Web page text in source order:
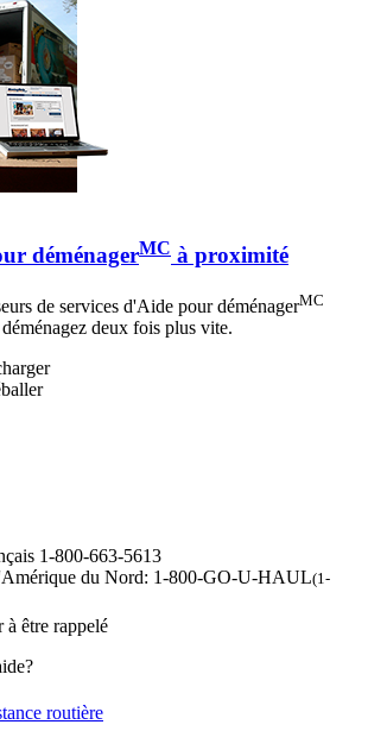
déménagerMC à proximité
de services d'Aide pour déménagerMC
deux fois plus vite.
1-800-663-5613
du Nord: 1-800-GO-U-HAUL(1-
à être rappelé
routière